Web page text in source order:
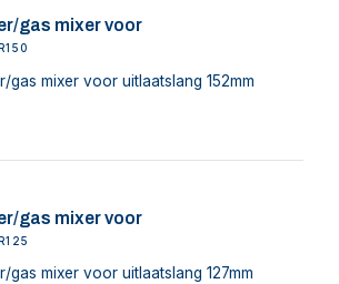
gas mixer voor
gas mixer voor uitlaatslang 152mm
gas mixer voor
gas mixer voor uitlaatslang 127mm